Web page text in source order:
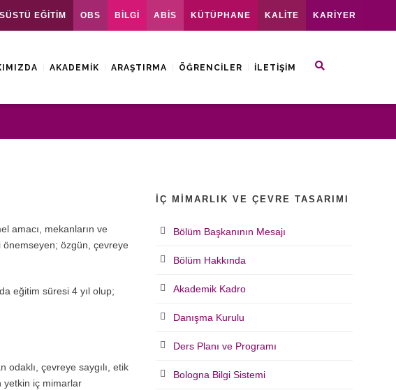
EĞİTİM OBS BİLGİ ABİS KÜTÜPHANE KALİTE KARİYER
AKADEMIK ARAŞTIRMA ÖĞRENCILER İLETIŞIM
amacı, mekanların ve
önemseyen; özgün, çevreye
eğitim süresi 4 yıl olup;
çevreye saygılı, etik
yetkin iç mimarlar
İÇ MIMARLIK VE ÇEVRE TASARIMI
Bölüm Başkanının Mesajı
Bölüm Hakkında
Akademik Kadro
Danışma Kurulu
Ders Planı ve Programı
Bologna Bilgi Sistemi